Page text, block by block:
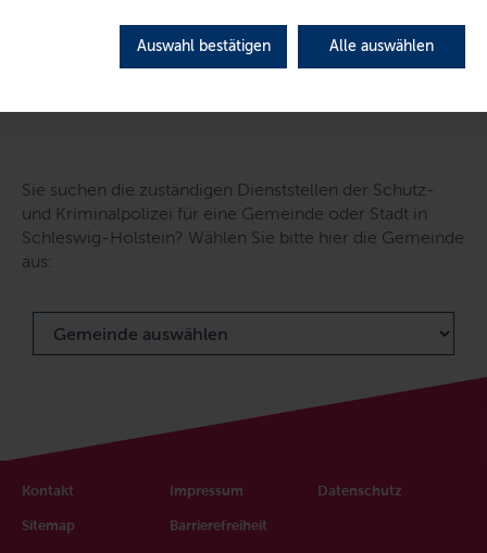
Auswahl bestätigen Alle auswählen
Sie suchen die zuständigen Dienststellen der Schutz-
und Kriminalpolizei für eine Gemeinde oder Stadt in
Schleswig-Holstein? Wählen Sie bitte hier die Gemeinde
aus:
Kontakt Impressum Datenschutz
Sitemap Barrierefreiheit